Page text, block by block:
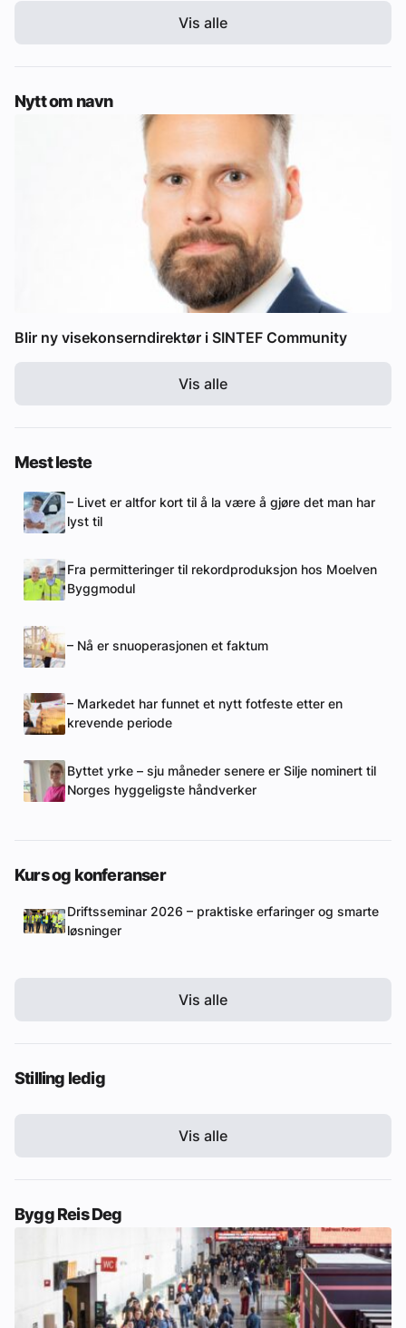
Vis alle
Nytt om navn
Blir ny visekonserndirektør i SINTEF Community
Vis alle
Mest leste
– Livet er altfor kort til å la være å gjøre det man har
lyst til
Fra permitteringer til rekordproduksjon hos Moelven
Byggmodul
– Nå er snuoperasjonen et faktum
– Markedet har funnet et nytt fotfeste etter en
krevende periode
Byttet yrke – sju måneder senere er Silje nominert til
Norges hyggeligste håndverker
Kurs og konferanser
Driftsseminar 2026 – praktiske erfaringer og smarte
løsninger
Vis alle
Stilling ledig
Vis alle
Bygg Reis Deg